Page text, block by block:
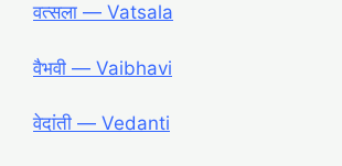
वत्सला ― Vatsala
वैभवी ― Vaibhavi
वेदांती ― Vedanti